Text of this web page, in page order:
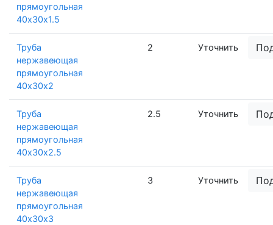
прямоугольная
40х30х1.5
Труба
нержавеющая
прямоугольная
40х30х2
2 Уточнить
Труба
нержавеющая
прямоугольная
40х30х2.5
2.5 Уточнить
Труба
нержавеющая
прямоугольная
40х30х3
3 Уточнить